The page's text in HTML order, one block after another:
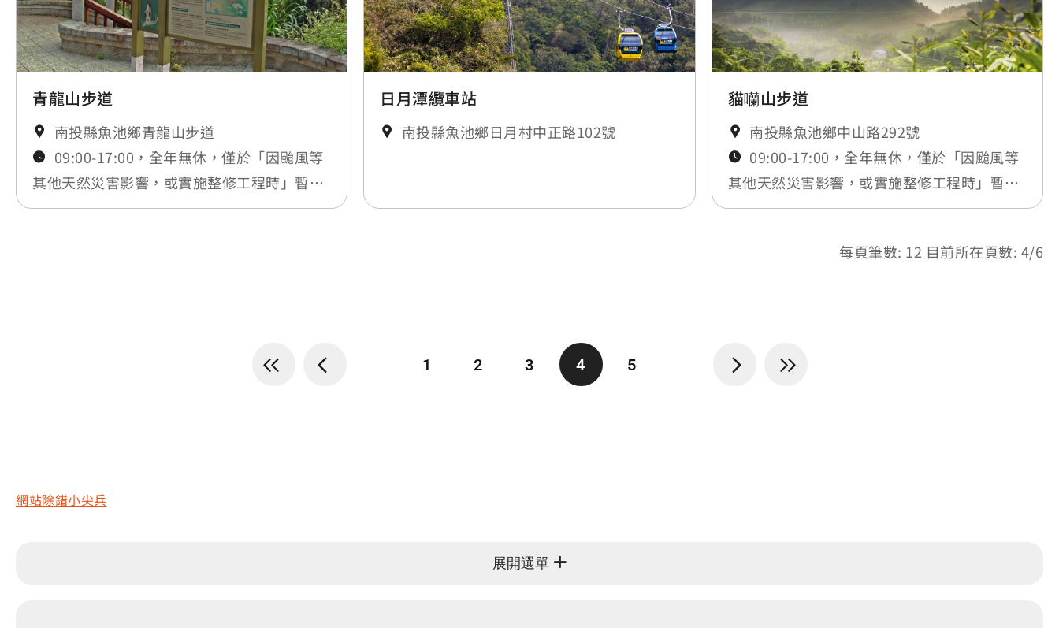
青龍山步道
南投縣魚池鄉青龍山步道
09:00-17:00，全年無休，僅於「因颱風等
其他天然災害影響，或實施整修工程時」暫時
封閉，將公告於最新消息
日月潭纜車站
南投縣魚池鄉日月村中正路102號
貓囒山步道
南投縣魚池鄉中山路292號
09:00-17:00，全年無休，僅於「因颱風等
其他天然災害影響，或實施整修工程時」暫時
封閉，將公告於最新消息
每頁筆數: 12 目前所在頁數: 4/6
1 2 3 4 5
網站除錯小尖兵
展開選單